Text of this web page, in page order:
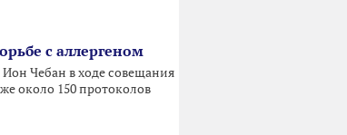
с аллергеном
Чебан в ходе совещания
около 150 протоколов